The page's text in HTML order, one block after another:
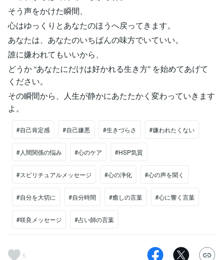
そう声をかけた瞬間、
心はゆっくりとあなたのほうへ戻ってきます。
あなたは、あなたのいちばんの味方でいていい。
誰に嫌われてもいいから、
どうか “あなたにだけは好かれる生き方” を始めてあげて
ください。
その瞬間から、人生が静かにあたたかく変わっていきます
よ。
#自己肯定感 #自己嫌悪 #生きづらさ #嫌われたくない
#人間関係の悩み #心のケア #HSP気質
#スピリチュアルメッセージ #心の浄化 #心の声を聞く
#自分を大切に #自分時間 #癒しの言葉 #心に響く言葉
#咲良メッセージ #占い師の言葉
5